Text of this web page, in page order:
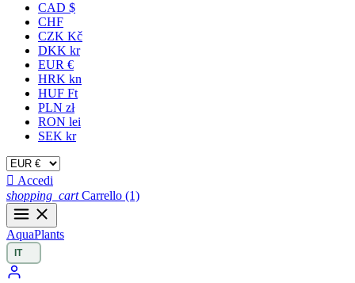
CAD $
CHF
CZK Kč
DKK kr
EUR €
HRK kn
HUF Ft
PLN zł
RON lei
SEK kr
 Accedi
shopping_cart Carrello (1)
AquaPlants